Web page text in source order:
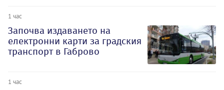
1 час
Започва издаването на
електронни карти за градския
транспорт в Габрово
1 час